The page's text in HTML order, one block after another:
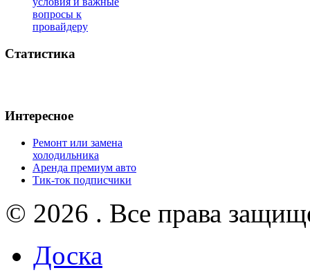
вопросы к
провайдеру
Статистика
Интересное
Ремонт или замена
холодильника
Аренда премиум авто
Тик-ток подписчики
© 2026 . Все права
Доска